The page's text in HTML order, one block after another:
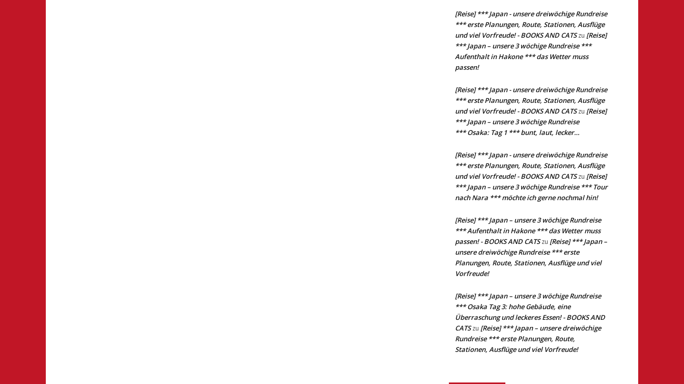
[Reise] *** Japan - unsere dreiwöchige Rundreise
*** erste Planungen, Route, Stationen, Ausflüge
und viel Vorfreude! - BOOKS AND CATSzu [Reise]
*** Japan – unsere 3 wöchige Rundreise ***
Aufenthalt in Hakone *** das Wetter muss
passen!
[Reise] *** Japan - unsere dreiwöchige Rundreise
*** erste Planungen, Route, Stationen, Ausflüge
und viel Vorfreude! - BOOKS AND CATSzu [Reise]
*** Japan – unsere 3 wöchige Rundreise
*** Osaka: Tag 1 *** bunt, laut, lecker…
[Reise] *** Japan - unsere dreiwöchige Rundreise
*** erste Planungen, Route, Stationen, Ausflüge
und viel Vorfreude! - BOOKS AND CATSzu [Reise]
*** Japan – unsere 3 wöchige Rundreise *** Tour
nach Nara *** möchte ich gerne nochmal hin!
[Reise] *** Japan – unsere 3 wöchige Rundreise
*** Aufenthalt in Hakone *** das Wetter muss
passen! - BOOKS AND CATSzu [Reise] *** Japan –
unsere dreiwöchige Rundreise *** erste
Planungen, Route, Stationen, Ausflüge und viel
Vorfreude!
[Reise] *** Japan – unsere 3 wöchige Rundreise
*** Osaka Tag 3: hohe Gebäude, eine
Überraschung und leckeres Essen! - BOOKS AND
CATSzu [Reise] *** Japan – unsere dreiwöchige
Rundreise *** erste Planungen, Route,
Stationen, Ausflüge und viel Vorfreude!